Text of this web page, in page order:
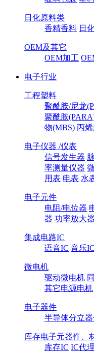
日化原料类
香精香料 日
OEM及其它
OEM加工
电子行业
工程塑料
聚酰胺/尼龙
聚酰胺
物(MBS) 丙
电子仪器 /仪表
信号发生器
率测量仪器
用表 电表 水
电子元件
电阻/电位器
器 功率放大器
集成电路IC
语音IC 音乐IC
微电机
驱动微电机
其它电源电机
电子器件
半导体分立
库存电子元器件、
库存IC IC代理